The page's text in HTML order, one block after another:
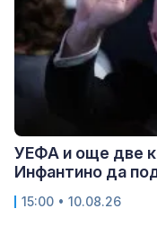
УЕФА и още две
Инфантино да
15:00 • 10.08.26